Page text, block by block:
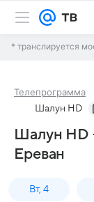
* транслируется
Телепрограмма
Шалун HD
Шалун HD
Ереван
Вт, 4